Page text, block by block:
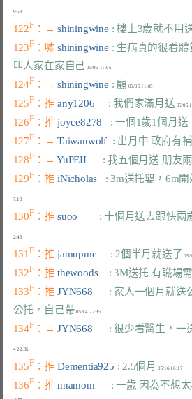
9:53
122F ：→ shiningwine : 樓上3歲就不用
123F ：噓 shiningwine : 生病真的很看
叫人家在家自己
05/05 11:05
124F ：→ shiningwine : 顧
125F ：推 any1206 : 我們家滿月送
126F ：推 joyce8278 : 一個1歲1個月送
127F ：→ Taiwanwolf : 出月中 政府有
128F ：→ YuPEII : 我五個月送 朋友
129F ：推 iNicholas : 3m送托嬰，6m
7:18
130F ：推 suoo : 十個月送去跟快兩
2:46
131 F ：推 jamupme : 2個半月就送了
132F ：推 thewoods : 3M送托 有職場
133F ：推 JYN668 : 家人一個月就送
公托，自己帶
05/14 22:35
134F ：→ JYN668 : 很少看醫生，一
135F ：推 Dementia925 : 2.5個月 05/16 16:17
136F ：推 nnamom : 一歲 因為不想